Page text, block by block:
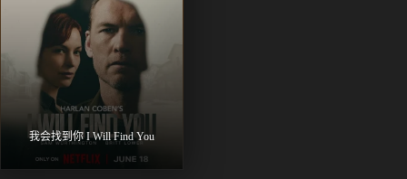
我会找到你 I Will Find You